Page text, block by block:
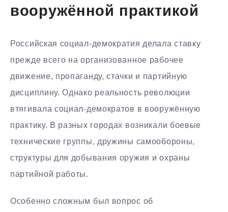
вооружённой практикой
Российская социал-демократия делала ставку
прежде всего на организованное рабочее
движение, пропаганду, стачки и партийную
дисциплину. Однако реальность революции
втягивала социал-демократов в вооружённую
практику. В разных городах возникали боевые
технические группы, дружины самообороны,
структуры для добывания оружия и охраны
партийной работы.
Особенно сложным был вопрос об